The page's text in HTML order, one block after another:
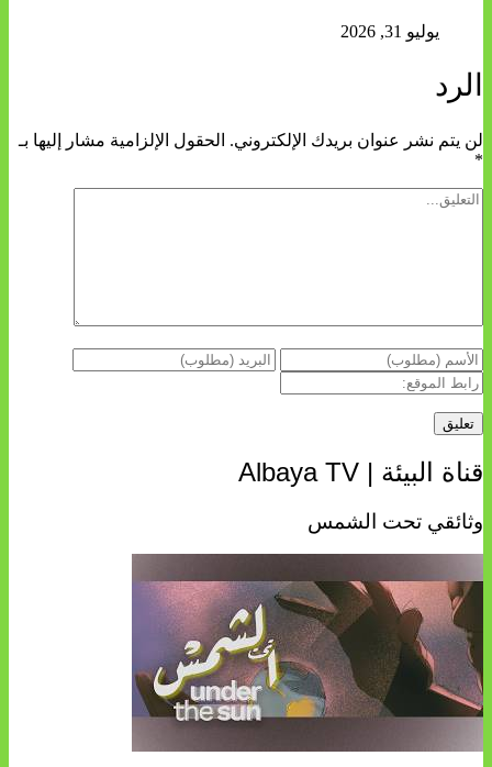
يوليو 31, 2026
الرد
لن يتم نشر عنوان بريدك الإلكتروني. الحقول الإلزامية مشار إليها بـ
*
قناة البيئة | Albaya TV
وثائقي تحت الشمس